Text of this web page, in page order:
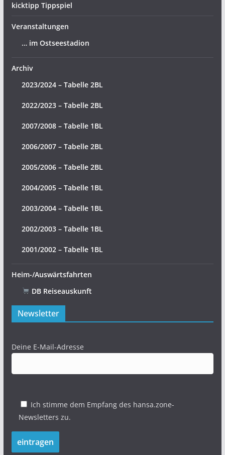
kicktipp Tippspiel
Veranstaltungen
… im Ostseestadion
Archiv
2023/2024 – Tabelle 2BL
2022/2023 – Tabelle 2BL
2007/2008 – Tabelle 1BL
2006/2007 – Tabelle 2BL
2005/2006 – Tabelle 2BL
2004/2005 – Tabelle 1BL
2003/2004 – Tabelle 1BL
2002/2003 – Tabelle 1BL
2001/2002 – Tabelle 1BL
Heim-/Auswärtsfahrten
DB Reiseauskunft
Newsletter
Deine E-Mail-Adresse
Ich stimme dem Empfang des hansa.zone-
Newsletters zu.